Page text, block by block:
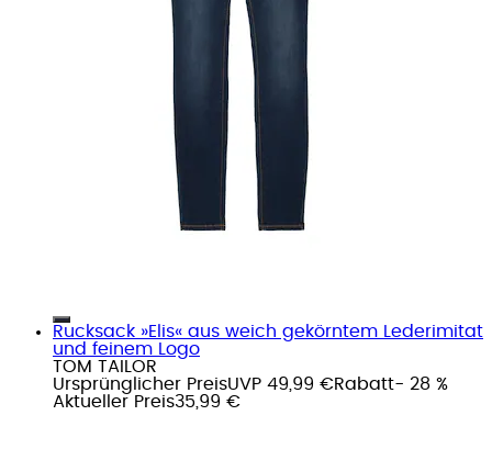
Rucksack »Elis« aus weich gekörntem Lederimitat
und feinem Logo
TOM TAILOR
Ursprünglicher PreisUVP 49,99 €Rabatt- 28 %
Aktueller Preis35,99 €